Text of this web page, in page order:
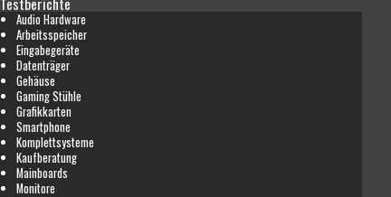
Audio Hardware
Arbeitsspeicher
Eingabegeräte
Datenträger
Gehäuse
Gaming Stühle
Grafikkarten
Smartphone
Komplettsysteme
Kaufberatung
Mainboards
Monitore